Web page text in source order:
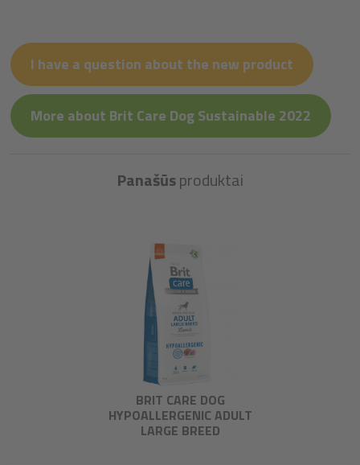
I have a question about the new product
More about Brit Care Dog Sustainable 2022
Panašūsproduktai
BRIT CARE DOG
HYPOALLERGENIC ADULT
LARGE BREED